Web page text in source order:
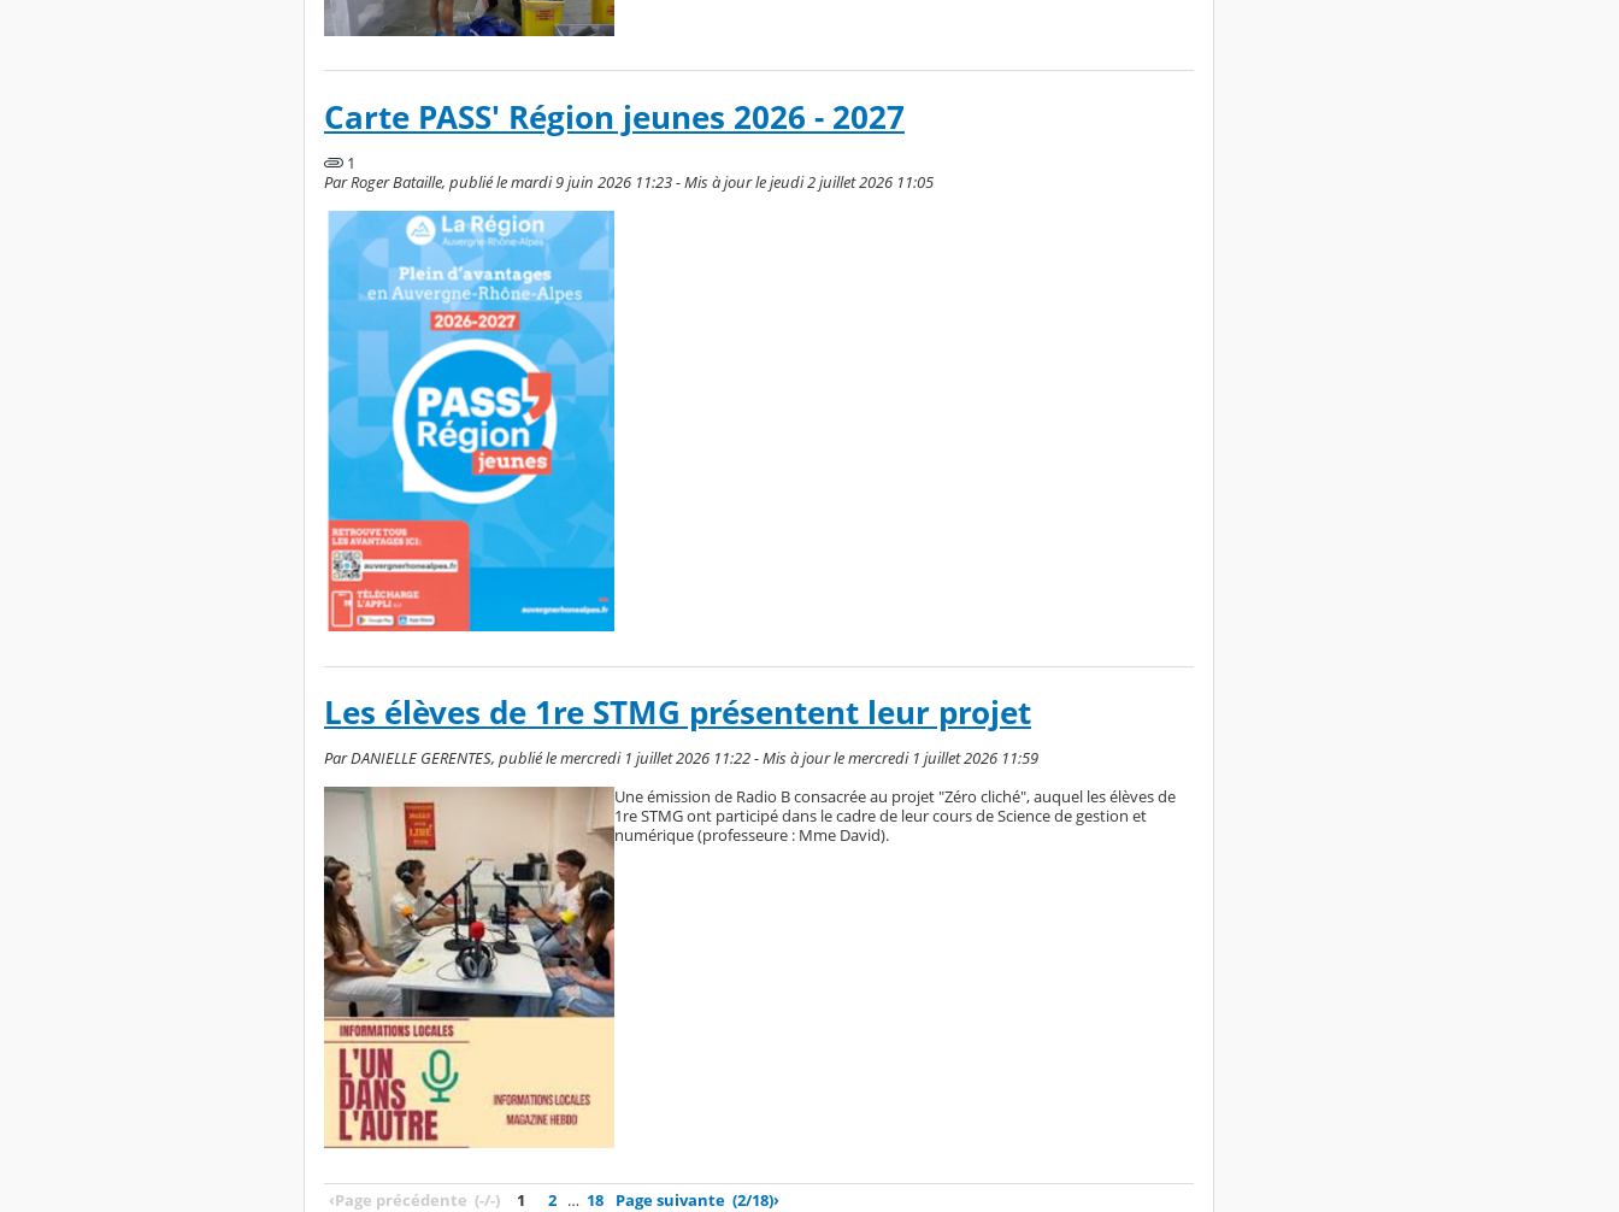
Carte PASS' Région jeunes 2026 - 2027
1
Par Roger Bataille, publié le mardi 9 juin 2026 11:23 - Mis à jour le jeudi 2 juillet 2026 11:05
Les élèves de 1re STMG présentent leur projet
Par DANIELLE GERENTES, publié le mercredi 1 juillet 2026 11:22 - Mis à jour le mercredi 1 juillet 2026 11:59
Une émission de Radio B consacrée au projet "Zéro cliché", auquel les élèves de
1re STMG ont participé dans le cadre de leur cours de Science de gestion et
numérique (professeure : Mme David).
‹Page précédente (-/-) 1 2 … 18 Page suivante (2/18)›